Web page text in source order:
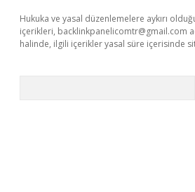
Hukuka ve yasal düzenlemelere aykırı
içerikleri, backlinkpanelicomtr@gmail.com
halinde, ilgili içerikler yasal süre içerisinde